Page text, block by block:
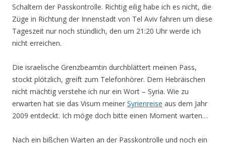
Schaltern der Passkontrolle. Richtig eilig habe ich es nicht, die
Züge in Richtung der Innenstadt von Tel Aviv fahren um diese
Tageszeit nur noch stündlich, den um 21:20 Uhr werde ich
nicht erreichen.
Die israelische Grenzbeamtin durchblättert meinen Pass,
stockt plötzlich, greift zum Telefonhörer. Dem Hebräischen
nicht mächtig verstehe ich nur ein Wort – Syria. Wie zu
erwarten hat sie das Visum meiner Syrienreise aus dem Jahr
2009 entdeckt. Ich möge doch bitte einen Moment warten…
Nach ein bißchen Warten an der Passkontrolle und noch ein